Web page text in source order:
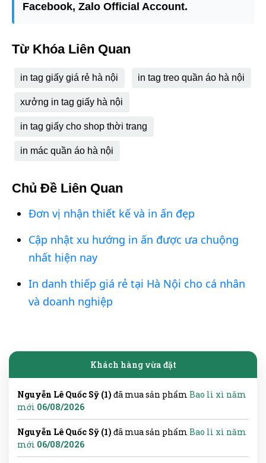
Facebook, Zalo Official Account.
Từ Khóa Liên Quan
in tag giấy giá rẻ hà nội in tag treo quần áo hà nội
xưởng in tag giấy hà nội
in tag giấy cho shop thời trang
in mác quần áo hà nội
Chủ Đề Liên Quan
Đơn vị nhận thiết kế và in ấn đẹp
Cập nhật xu hướng in ấn được ưa chuộng
nhất hiện nay
In danh thiếp giá rẻ tại Hà Nội cho cá nhân
và doanh nghiệp
Khách hàng vừa đặt
Nguyễn Lê Quốc Sỹ (1) đã mua sản phẩm Bao lì xì năm
mới 06/08/2026
Nguyễn Lê Quốc Sỹ (1) đã mua sản phẩm Bao lì xì năm
mới 06/08/2026